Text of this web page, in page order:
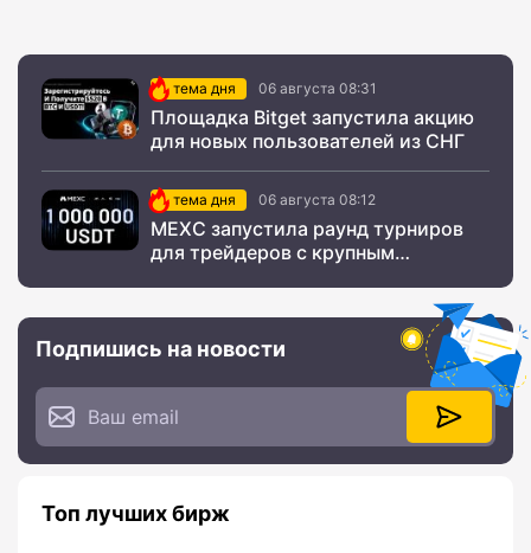
тема дня 06 августа 08:31
Площадка Bitget запустила акцию
для новых пользователей из СНГ
тема дня 06 августа 08:12
MEXC запустила раунд турниров
для трейдеров с крупным
Подпишись на новости
Топ лучших бирж